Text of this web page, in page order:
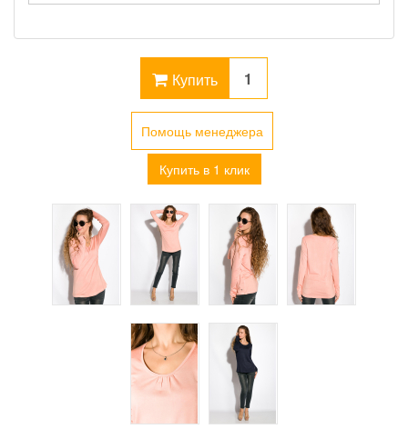
Купить
Помощь менеджера
Купить в 1 клик